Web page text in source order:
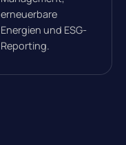
erneuerbare
Energien und ESG-
Reporting.